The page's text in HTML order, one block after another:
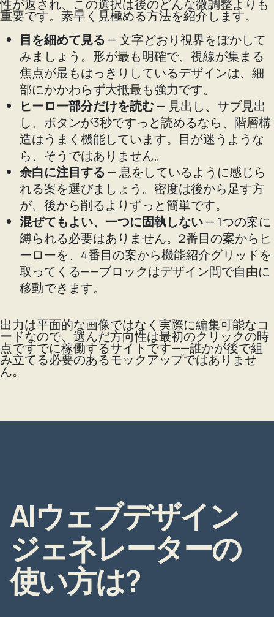
性が返され、この選択は後のどんな微調整よりも
重要です。素早く見極める方法を紹介します。
目を細めて見る — 文字どおり視界をぼかして
みましょう。形が最も明確で、視線が集まる
焦点が最もはっきりしているデザインは、細
部にかかわらず大抵最も強力です。
ヒーロー部分だけを読む— 見出し、サブ見出
し、ボタンが3秒ですっと読めるなら、階層構
造はうまく機能しています。目が迷うような
ら、そうではありません。
余白に注目する — 息をしているように感じら
れる案を選びましょう。密度は後から足す方
が、後から削るよりずっと簡単です。
混ぜてもよい、一つに固執しない— 1つの案に
縛られる必要はありません。2番目の案からヒ
ーローを、4番目の案から機能紹介グリッドを
取ってくる——ブロックはデザイン間で自由に
移動できます。
出力は平面的な画像ではなく実際に編集可能なコ
ードなので、選んだ方向性は最初のクリックの時
点ですでに稼働するサイトです——誰かが後で組
み立てる必要のあるモックアップではありませ
ん。
AIウェブデザイン
ジェネレーターの
使い方は?